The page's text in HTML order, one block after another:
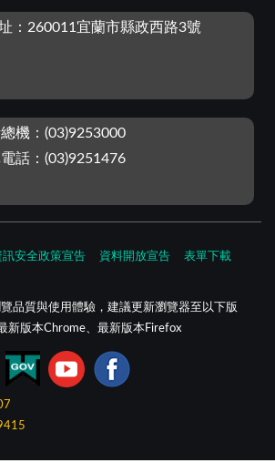
：260011宜蘭市縣政西路3號
機：(03)9253000
話：(03)9251476
訊安全政策宣告 資料開放宣告 表單下載
品質與使用體驗，建議更新瀏覽器至以下版
新版本Chrome、最新版本Firefox